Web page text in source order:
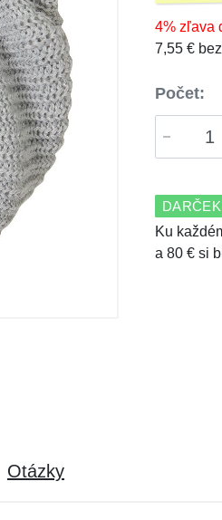
4% zľava
7,55 €
Počet:
Ku
a 80 € si
Otázky